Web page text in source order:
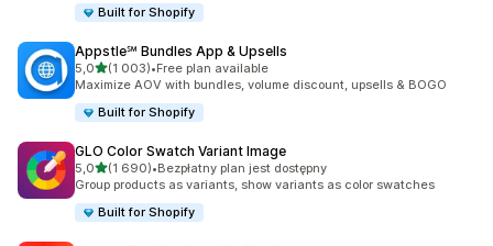
Built for Shopify
Appstle℠ Bundles App & Upsells
5,0na 5 gwiazdek
(1 003)
Łączna liczba recenzji: 1003
•Free plan available
Maximize AOV with bundles, volume discount, upsells & BOGO
Built for Shopify
GLO Color Swatch Variant Image
5,0na 5 gwiazdek
(1 690)
Łączna liczba recenzji: 1690
•Bezpłatny plan jest dostępny
Group products as variants, show variants as color swatches
Built for Shopify